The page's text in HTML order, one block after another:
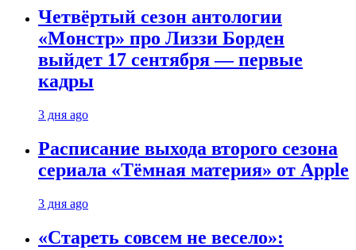
Четвёртый сезон антологии
«Монстр» про Лиззи Борден
выйдет 17 сентября — первые
кадры
3 дня ago
Расписание выхода второго сезона
сериала «Тёмная материя» от Apple
3 дня ago
«Стареть совсем не весело»: